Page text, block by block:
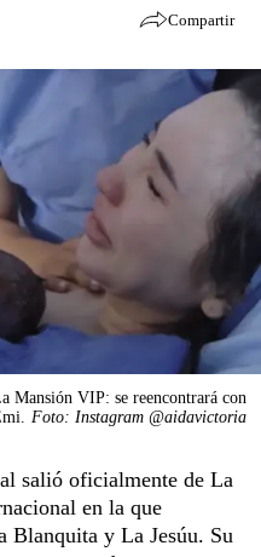
Compartir
Mansión VIP: se reencontrará con
Foto: Instagram @aidavictoria
salió oficialmente de La
en la que
Blanquita y La Jesúu. Su